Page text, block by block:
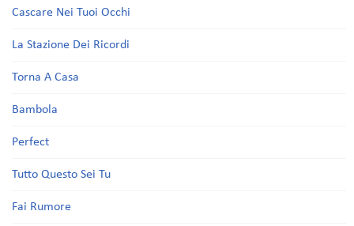
Cascare Nei Tuoi Occhi
La Stazione Dei Ricordi
Torna A Casa
Bambola
Perfect
Tutto Questo Sei Tu
Fai Rumore